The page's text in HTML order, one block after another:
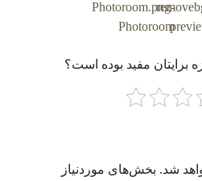
برایتان مفید بوده است؟
شد. بخش‌های موردنیاز